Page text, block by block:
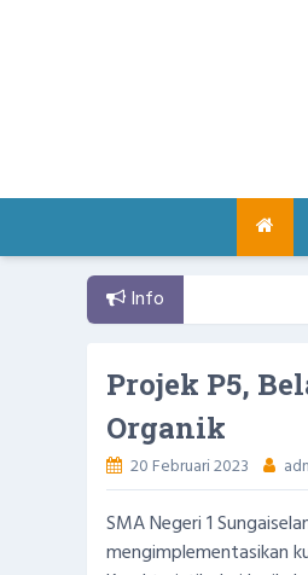
Info
Projek P5,
Organik
20 Februari 2023
SMA Negeri 1
mengimplementasikan